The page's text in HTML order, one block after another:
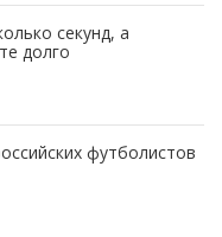
секунд, а
долго
футболистов